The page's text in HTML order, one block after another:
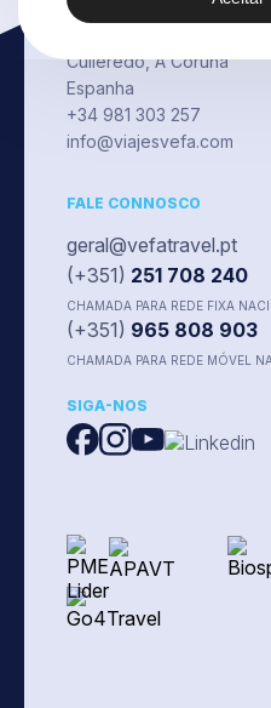
Paseo Fernando II, Local
Culleredo, A Coruña
Espanha
+34 981 303 257
info@viajesvefa.com
FALE CONNOSCO
geral@vefatravel.pt
(+351) 251 708 240
CHAMADA PARA REDE FIXA
(+351) 965 808 903
CHAMADA PARA REDE MÓVEL
SIGA-NOS